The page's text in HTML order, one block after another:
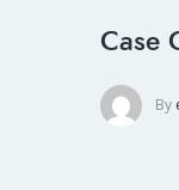
Case
By